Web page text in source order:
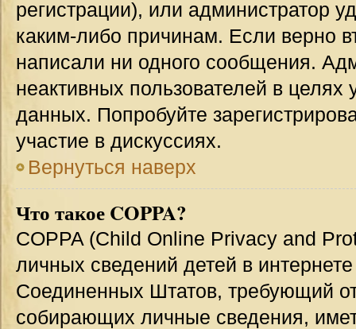
регистрации), или администратор
каким-либо причинам. Если верно
написали ни одного сообщения.
неактивных пользователей в
данных. Попробуйте
участие в дискуссиях.
Вернуться наверх
Что такое COPPA?
COPPA (Child Online Privacy and
личных сведений детей в
Соединенных Штатов, требующий
собирающих личные сведения,